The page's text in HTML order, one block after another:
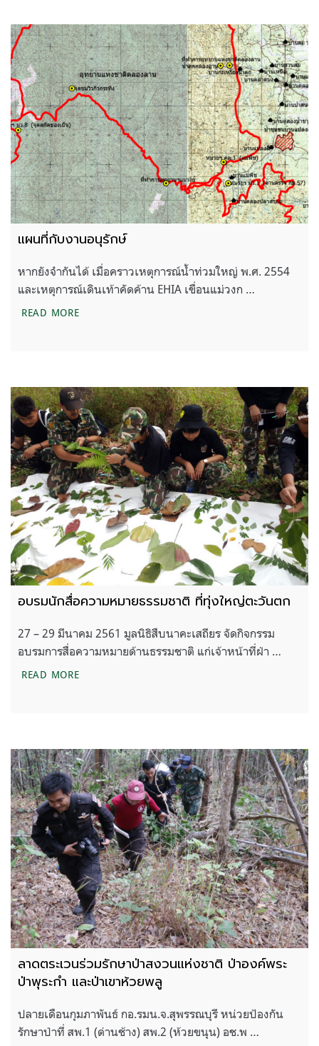
แผนที่กับงานอนุรักษ์
หากยังจำกันได้ เมื่อคราวเหตุการณ์น้ำท่วมใหญ่ พ.ศ. 2554
และเหตุการณ์เดินเท้าคัดค้าน EHIA เขื่อนแม่วงก …
READ MOREแผนที่กับงานอนุรักษ์
อบรมนักสื่อความหมายธรรมชาติ ที่ทุ่งใหญ่ตะวันตก
27 – 29 มีนาคม 2561 มูลนิธิสืบนาคะเสถียร จัดกิจกรรม
อบรมการสื่อความหมายด้านธรรมชาติ แก่เจ้าหน้าที่ฝ่า …
READ MOREอบรมนักสื่อความหมายธรรมชาติ ที่ทุ่งใหญ่ตะวันตก
ลาดตระเวนร่วมรักษาป่าสงวนแห่งชาติ ป่าองค์พระ
ป่าพุระกำ และป่าเขาห้วยพลู
ปลายเดือนกุมภาพันธ์ กอ.รมน.จ.สุพรรณบุรี หน่วยป้องกัน
รักษาป่าที่ สพ.1 (ด่านช้าง) สพ.2 (ห้วยขนุน) อช.พ …